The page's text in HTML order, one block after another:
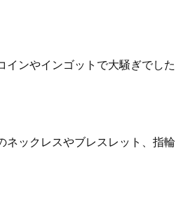
ンやインゴットで大騒ぎでした
ネックレスやブレスレット、指輪